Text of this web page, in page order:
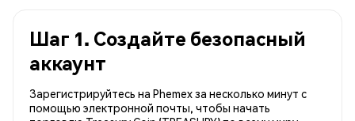
Шаг 1. Создайте безопасный
аккаунт
Зарегистрируйтесь на Phemex за несколько минут с
помощью электронной почты, чтобы начать